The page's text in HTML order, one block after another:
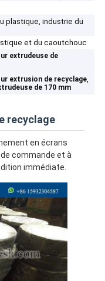
plastique, industrie du
et du caoutchouc
extrudeuse de
extrusion de recyclage,
de 170 mm
recyclage
en écrans
commande et à
immédiate.